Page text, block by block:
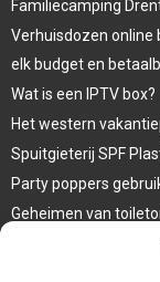
Familiecamping
Verhuisdozen online
elk budget en
Wat is een IPTV box?
Het western
Spuitgieterij SPF
Party poppers
Geheimen van
Vormen van